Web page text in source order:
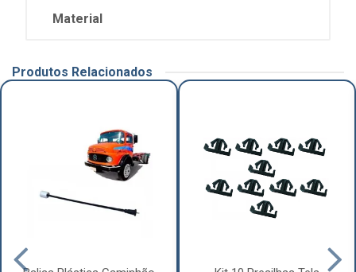
Material
Produtos Relacionados